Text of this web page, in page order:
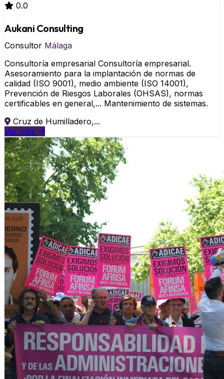
0.0
Aukani Consulting
Consultor Málaga
Consultoría empresarial Consultoría empresarial.
Asesoramiento para la implantación de normas de
calidad (ISO 9001), medio ambiente (ISO 14001),
Prevención de Riesgos Laborales (OHSAS), normas
certificables en general,... Mantenimiento de sistemas.
Cruz de Humilladero,...
Ver más